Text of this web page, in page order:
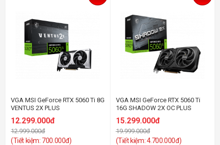
VGA MSI GeForce RTX 5060 Ti 8G
VENTUS 2X PLUS
12.299.000đ
12.999.000đ
(Tiết kiệm: 700.000đ)
VGA MSI GeForce RTX 5060 Ti
16G SHADOW 2X OC PLUS
15.299.000đ
19.999.000đ
(Tiết kiệm: 4.700.000đ)